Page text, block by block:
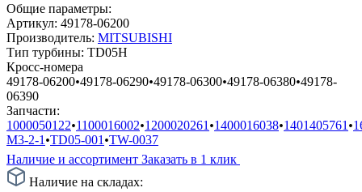
Общие параметры:
Артикул: 49178-06200
Производитель: MITSUBISHI
Тип турбины: TD05H
Кросс-номера
49178-06200•49178-06290•49178-06300•49178-06380•49178-
06390
Запчасти:
1000050122•1100016002•1200020261 •1400016038•1401405761 •
M3-2-1 •TD05-001 •TW-0037
Наличие и ассортимент Заказать в 1 клик
Наличие на складах: